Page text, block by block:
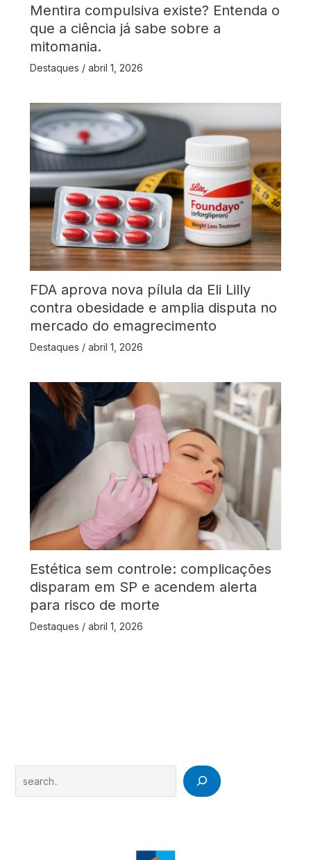
Mentira compulsiva existe? Entenda o
que a ciência já sabe sobre a
mitomania.
Destaques / abril 1, 2026
FDA aprova nova pílula da Eli Lilly
contra obesidade e amplia disputa no
mercado do emagrecimento
Destaques / abril 1, 2026
Estética sem controle: complicações
disparam em SP e acendem alerta
para risco de morte
Destaques / abril 1, 2026